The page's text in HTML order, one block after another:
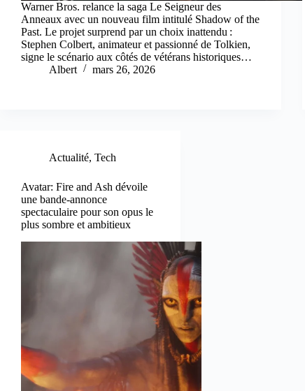
Warner Bros. relance la saga Le Seigneur des
Anneaux avec un nouveau film intitulé Shadow of the
Past. Le projet surprend par un choix inattendu :
Stephen Colbert, animateur et passionné de Tolkien,
signe le scénario aux côtés de vétérans historiques…
Albert
mars 26, 2026
Actualité, Tech
Avatar: Fire and Ash dévoile
une bande-annonce
spectaculaire pour son opus le
plus sombre et ambitieux